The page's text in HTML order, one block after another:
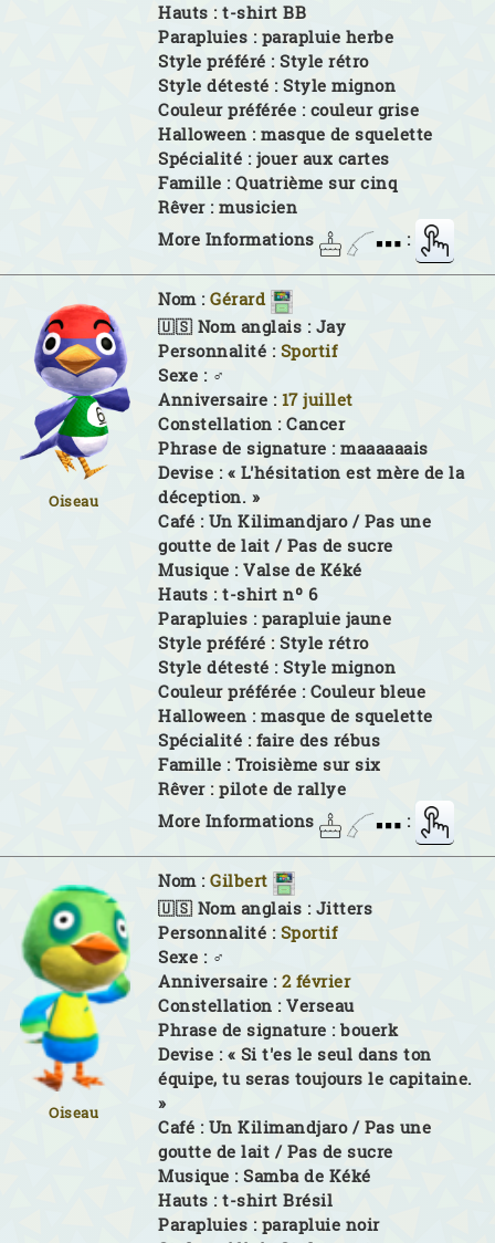
Hauts : t-shirt BB
Parapluies : parapluie herbe
Style préféré : Style rétro
Style détesté : Style mignon
Couleur préférée : couleur grise
Halloween : masque de squelette
Spécialité : jouer aux cartes
Famille : Quatrième sur cinq
Rêver : musicien
More Informations
:
Oiseau
Nom : Gérard
🇺🇸 Nom anglais : Jay
Personnalité : Sportif
Sexe : ♂
Anniversaire : 17 juillet
Constellation : Cancer
Phrase de signature : maaaaaais
Devise : « L'hésitation est mère de la
déception. »
Café : Un Kilimandjaro / Pas une
goutte de lait / Pas de sucre
Musique : Valse de Kéké
Hauts : t-shirt nº 6
Parapluies : parapluie jaune
Style préféré : Style rétro
Style détesté : Style mignon
Couleur préférée : Couleur bleue
Halloween : masque de squelette
Spécialité : faire des rébus
Famille : Troisième sur six
Rêver : pilote de rallye
More Informations
:
Oiseau
Nom : Gilbert
🇺🇸 Nom anglais : Jitters
Personnalité : Sportif
Sexe : ♂
Anniversaire : 2 février
Constellation : Verseau
Phrase de signature : bouerk
Devise : « Si t'es le seul dans ton
équipe, tu seras toujours le capitaine.
»
Café : Un Kilimandjaro / Pas une
goutte de lait / Pas de sucre
Musique : Samba de Kéké
Hauts : t-shirt Brésil
Parapluies : parapluie noir